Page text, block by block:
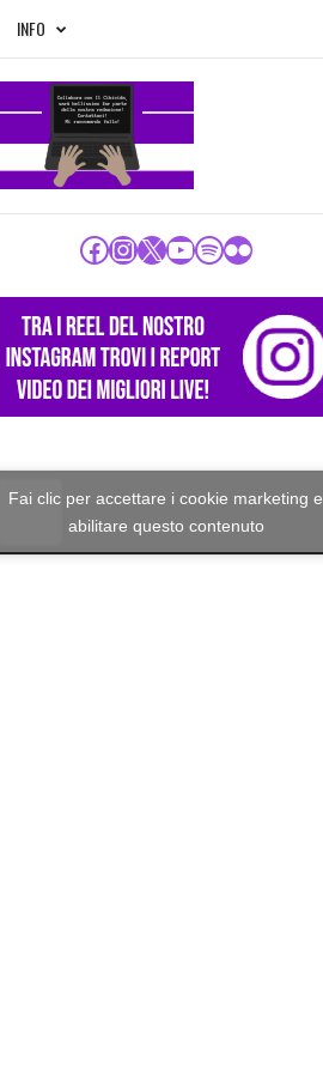
INFO
Facebook InstagramX YouTube Spotify Flickr
Fai clic per accettare i cookie marketing e
abilitare questo contenuto